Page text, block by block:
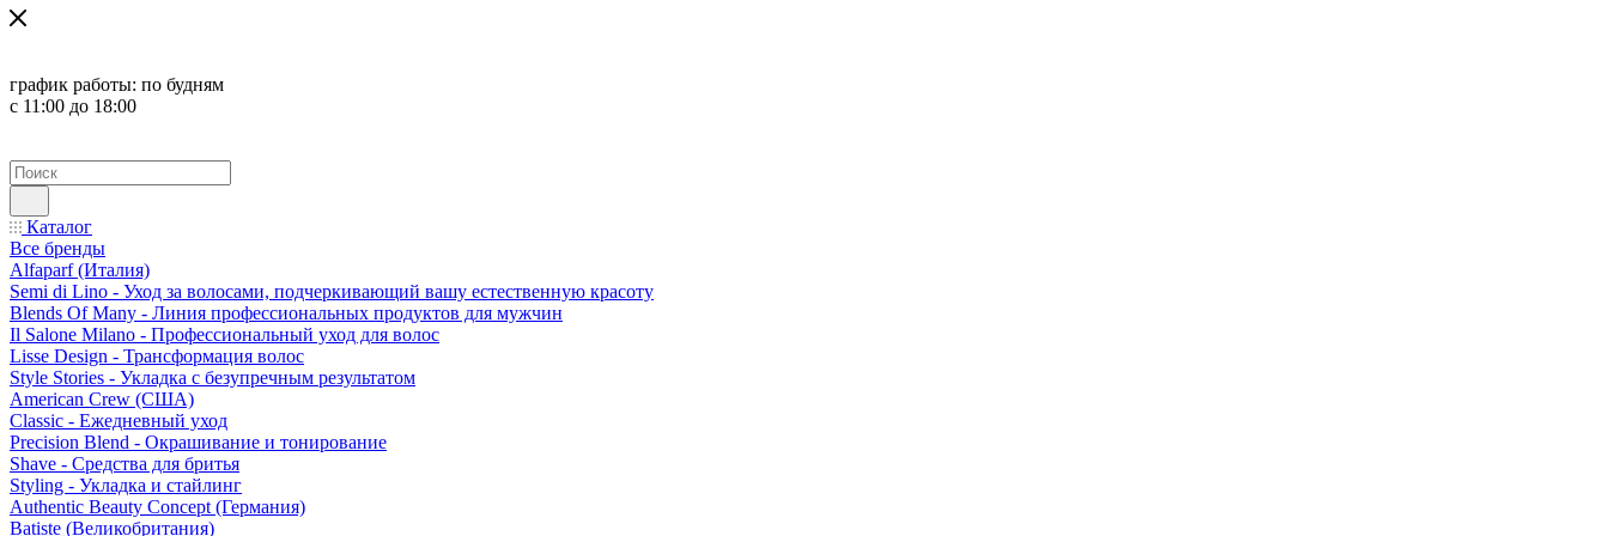
график работы: по будням
с 11:00 до 18:00
Каталог
Все бренды
Alfaparf (Италия)
Semi di Lino - Уход за волосами, подчеркивающий вашу естественную красоту
Blends Of Many - Линия профессиональных продуктов для мужчин
Il Salone Milano - Профессиональный уход для волос
Lisse Design - Трансформация волос
Style Stories - Укладка с безупречным результатом
American Crew (США)
Classic - Ежедневный уход
Precision Blend - Окрашивание и тонирование
Shave - Средства для бритья
Styling - Укладка и стайлинг
Authentic Beauty Concept (Германия)
Batiste (Великобритания)